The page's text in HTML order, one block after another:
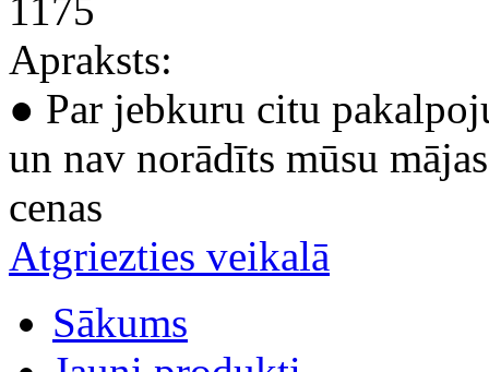
1175
Apraksts:
● Par jebkuru citu
un nav norādīts mūsu
cenas
Atgriezties veikalā
Sākums